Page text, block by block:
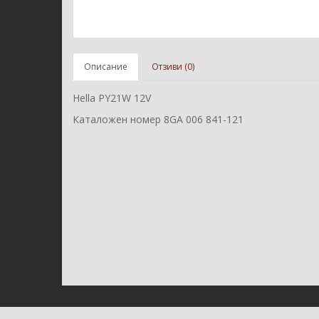
Описание Отзиви (0)
Hella PY21W 12V
Каталожен номер 8GA 006 841-121